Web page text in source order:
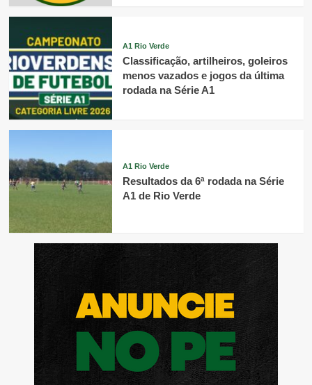
A1 Rio Verde
Classificação, artilheiros, goleiros
menos vazados e jogos da última
rodada na Série A1
A1 Rio Verde
Resultados da 6ª rodada na Série
A1 de Rio Verde